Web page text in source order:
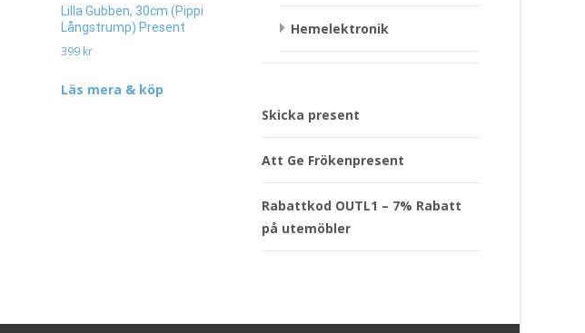
Lilla Gubben, 30cm (Pippi
Långstrump) Present
399 kr
Läs mera & köp
Papperstallrikar Halloween
Läs mera & köp
Mugg Älskad – Puss
299
Hemelektronik
Skicka present
Att Ge Frökenpresent
Rabattkod OUTL1 – 7% Rabatt
på utemöbler